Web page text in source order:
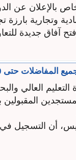
وتجارية
آفاق جديدة
حتى 30 تموز الجاري
التعليم العالي
أن التسجيل